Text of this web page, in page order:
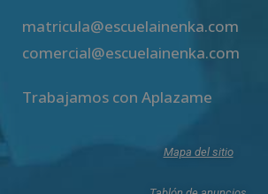
matricula@escuelainenka.com
comercial@escuelainenka.com
Trabajamos con Aplazame
Mapa del sitio